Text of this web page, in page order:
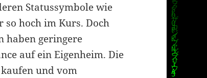
Statussymbole wie
so hoch im Kurs. Doch
haben geringere
auf ein Eigenheim. Die
und vom